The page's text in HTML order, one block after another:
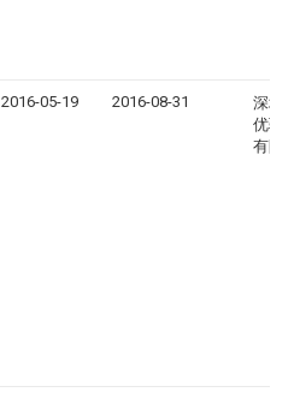
2016-05-19 2016-08-31
深圳
优驰
有限